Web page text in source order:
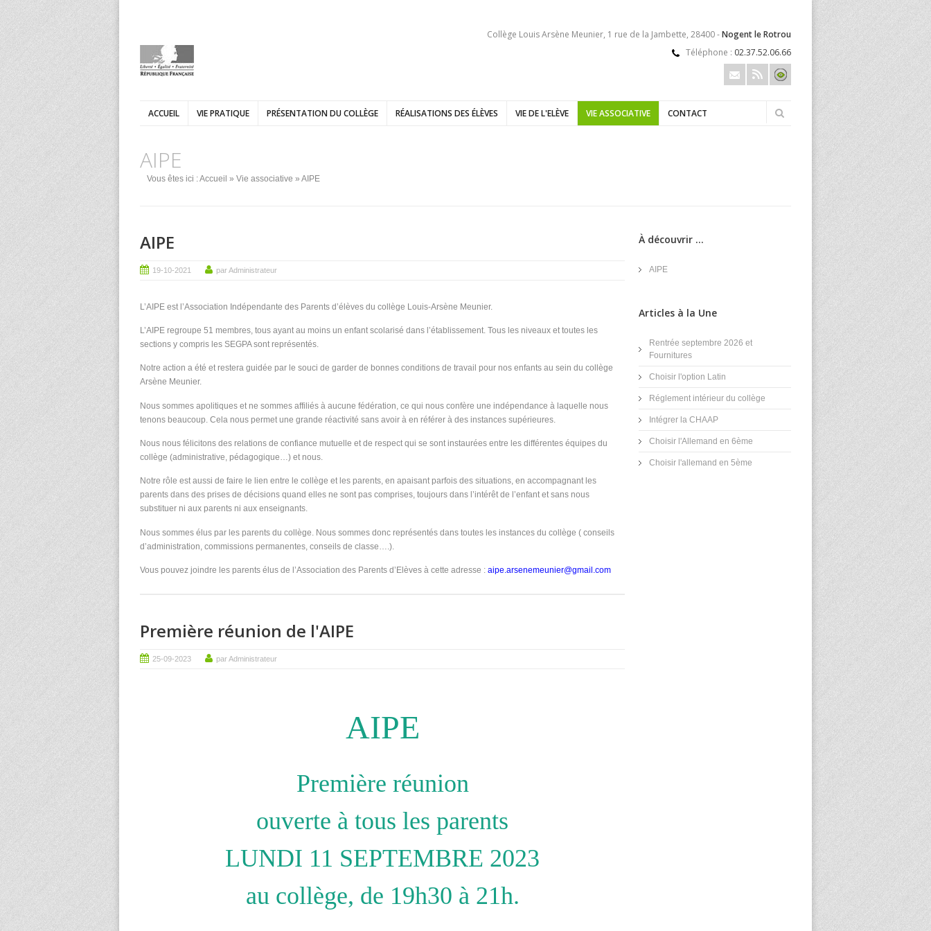
Collège Louis Arsène Meunier, 1 rue de la Jambette, 28400 -Nogent le Rotrou
Téléphone : 02.37.52.06.66
ACCUEIL VIE PRATIQUE PRÉSENTATION DU COLLÈGE RÉALISATIONS DES ÉLÈVES VIE DE L'ELÈVE VIE ASSOCIATIVE CONTACT
AIPE
Vous êtes ici :Accueil » Vie associative » AIPE
AIPE
19-10-2021 par Administrateur
L’AIPE est l’Association Indépendante des Parents d’élèves du collège Louis-Arsène Meunier.
L’AIPE regroupe 51 membres, tous ayant au moins un enfant scolarisé dans l’établissement. Tous les niveaux et toutes les
sections y compris les SEGPA sont représentés.
Notre action a été et restera guidée par le souci de garder de bonnes conditions de travail pour nos enfants au sein du collège
Arsène Meunier.
Nous sommes apolitiques et ne sommes affiliés à aucune fédération, ce qui nous confère une indépendance à laquelle nous
tenons beaucoup. Cela nous permet une grande réactivité sans avoir à en référer à des instances supérieures.
Nous nous félicitons des relations de confiance mutuelle et de respect qui se sont instaurées entre les différentes équipes du
collège (administrative, pédagogique…) et nous.
Notre rôle est aussi de faire le lien entre le collège et les parents, en apaisant parfois des situations, en accompagnant les
parents dans des prises de décisions quand elles ne sont pas comprises, toujours dans l’intérêt de l’enfant et sans nous
substituer ni aux parents ni aux enseignants.
Nous sommes élus par les parents du collège. Nous sommes donc représentés dans toutes les instances du collège ( conseils
d’administration, commissions permanentes, conseils de classe….).
Vous pouvez joindre les parents élus de l’Association des Parents d’Elèves à cette adresse : aipe.arsenemeunier@gmail.com
Première réunion de l'AIPE
25-09-2023 par Administrateur
AIPE
Première réunion
ouverte à tous les parents
LUNDI 11 SEPTEMBRE 2023
au collège, de 19h30 à 21h.
À découvrir ...
AIPE
Articles à la Une
Rentrée septembre 2026 et
Fournitures
Choisir l'option Latin
Réglement intérieur du collège
Intégrer la CHAAP
Choisir l'Allemand en 6ème
Choisir l'allemand en 5ème